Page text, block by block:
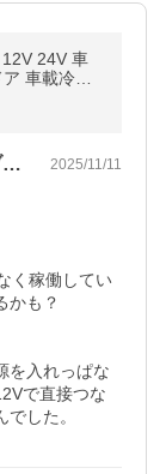
24V 車
車載冷凍
PCR-15U
7月購入から4か月ほどですが、トラブル… 2025/11/11
く稼働してい
かも？
を入れっぱな
で直接つな
した。